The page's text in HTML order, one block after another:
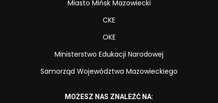
Miasto Mińsk Mazowiecki
CKE
OKE
Ministerstwo Edukacji Narodowej
Samorząd Województwa Mazowieckiego
MOŻESZ NAS ZNALEŹĆ NA: